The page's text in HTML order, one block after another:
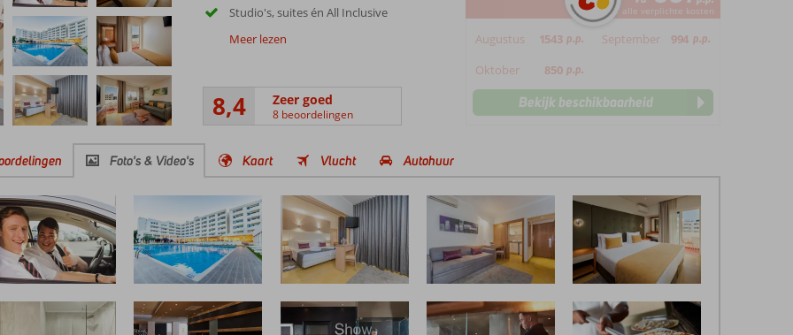
Studio's, suites én All Inclusive
Meer lezen
8,4 Zeer goed
8 beoordelingen
*incl. alle verplichte kosten
Augustus 1543 p.p. September 994 p.p.
Oktober 850 p.p.
Bekijk beschikbaarheid
Foto's & Video's Kaart Vlucht Autohuur